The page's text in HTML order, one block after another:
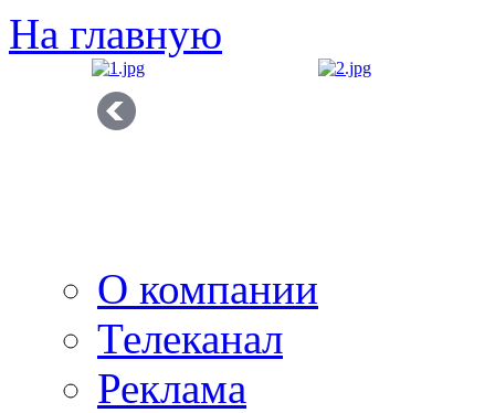
На главную
О компании
Телеканал
Реклама